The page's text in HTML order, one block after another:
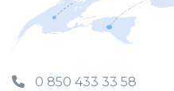
0 850 433 33 58